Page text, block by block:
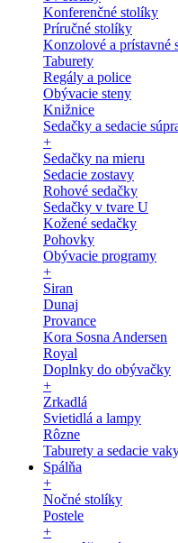
Konferenčné stolíky
Príručné stolíky
Konzolové a prístavné
Taburety
Regály a police
Obývacie steny
Knižnice
Sedačky a sedacie
+
Sedačky na mieru
Sedacie zostavy
Rohové sedačky
Sedačky v tvare U
Kožené sedačky
Pohovky
Obývacie programy
+
Siran
Dunaj
Provance
Kora Sosna Andersen
Royal
Doplnky do obývačky
+
Zrkadlá
Svietidlá a lampy
Rôzne
Taburety a sedacie
Spálňa
+
Nočné stolíky
Postele
+